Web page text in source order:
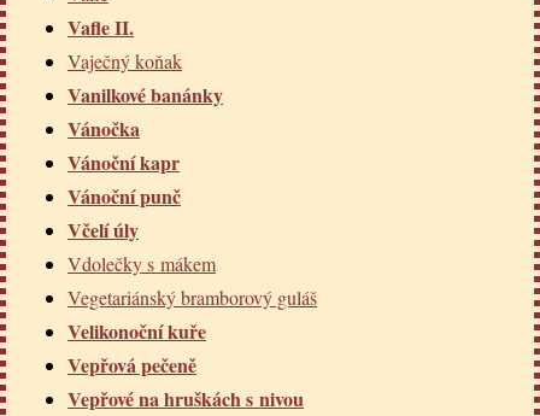
Vafle II.
Vaječný koňak
Vanilkové banánky
Vánočka
Vánoční kapr
Vánoční punč
Včelí úly
Vdolečky s mákem
Vegetariánský bramborový guláš
Velikonoční kuře
Vepřová pečeně
Vepřové na hruškách s nivou